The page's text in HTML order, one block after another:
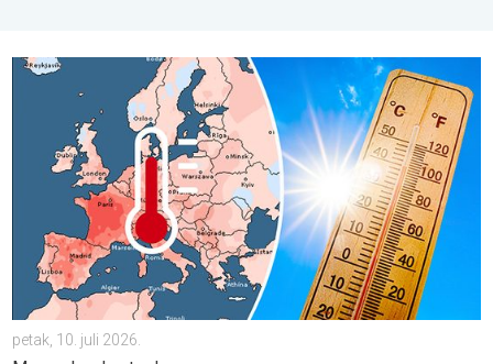
Europa: Rekordno topao lipanj. Mora rekordno topla. . . petak,
petak, 10. juli 2026.